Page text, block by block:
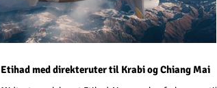
Etihad med direkteruter til Krabi og Chiang Mai